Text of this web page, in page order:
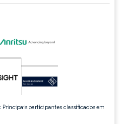
participantes classificados em
reuso requer atribuição conforme CC BY 4.0.